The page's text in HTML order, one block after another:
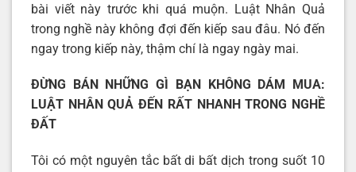
bài viết này trước khi quá muộn. Luật Nhân Quả
trong nghề này không đợi đến kiếp sau đâu. Nó đến
ngay trong kiếp này, thậm chí là ngay ngày mai.
ĐỪNG BÁN NHỮNG GÌ BẠN KHÔNG DÁM MUA:
LUẬT NHÂN QUẢ ĐẾN RẤT NHANH TRONG NGHỀ
ĐẤT
Tôi có một nguyên tắc bất di bất dịch trong suốt 10